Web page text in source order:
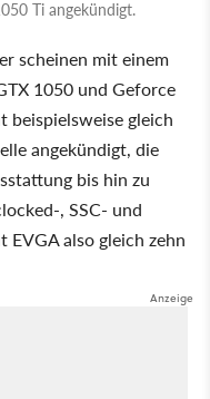
Ti angekündigt.
scheinen mit einem
1050 und Geforce
beispielsweise gleich
angekündigt, die
bis hin zu
, SSC- und
EVGA also gleich zehn